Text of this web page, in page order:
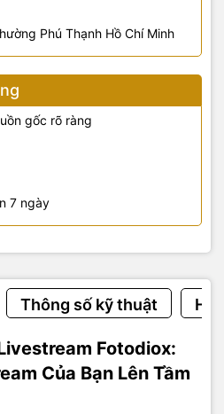
Phú Thạnh Hồ Chí Minh
gốc rõ ràng
7 ngày
Thông số kỹ thuật
Fotodiox:
Của Bạn Lên Tầm